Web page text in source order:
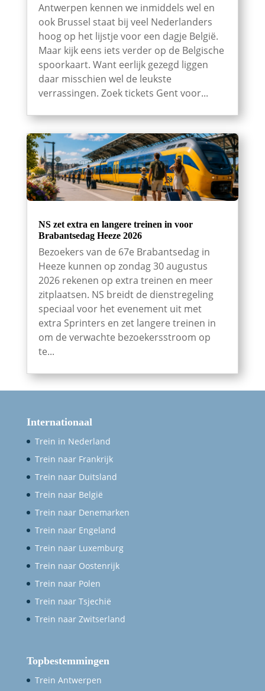
Antwerpen kennen we inmiddels wel en
ook Brussel staat bij veel Nederlanders
hoog op het lijstje voor een dagje België.
Maar kijk eens iets verder op de Belgische
spoorkaart. Want eerlijk gezegd liggen
daar misschien wel de leukste
verrassingen. Zoek tickets Gent voor...
NS zet extra en langere treinen in voor
Brabantsedag Heeze 2026
Bezoekers van de 67e Brabantsedag in
Heeze kunnen op zondag 30 augustus
2026 rekenen op extra treinen en meer
zitplaatsen. NS breidt de dienstregeling
speciaal voor het evenement uit met
extra Sprinters en zet langere treinen in
om de verwachte bezoekersstroom op
te...
Internationaal
Trein in Nederland
Trein naar Frankrijk
Trein naar Duitsland
Trein naar België
Trein naar Denemarken
Trein naar Engeland
Trein naar Luxemburg
Trein naar Oostenrijk
Trein naar Polen
Trein naar Tsjechië
Trein naar Zwitserland
Topbestemmingen
Trein Antwerpen